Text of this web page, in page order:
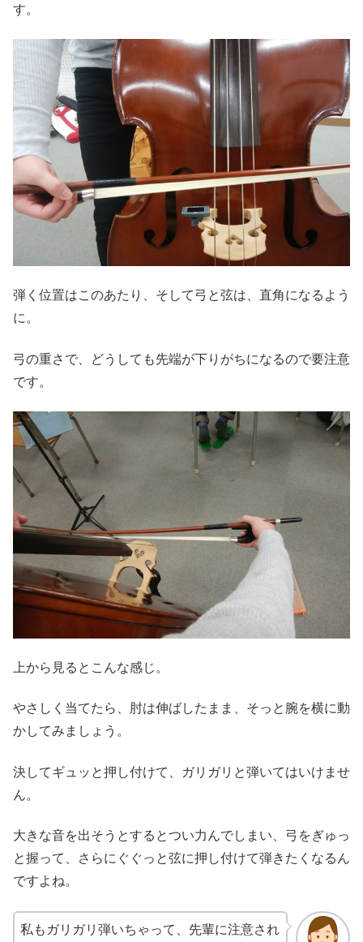
す。
弾く位置はこのあたり、そして弓と弦は、直角になるよう
に。
弓の重さで、どうしても先端が下りがちになるので要注意
です。
上から見るとこんな感じ。
やさしく当てたら、肘は伸ばしたまま、そっと腕を横に動
かしてみましょう。
決してギュッと押し付けて、ガリガリと弾いてはいけませ
ん。
大きな音を出そうとするとつい力んでしまい、弓をぎゅっ
と握って、さらにぐぐっと弦に押し付けて弾きたくなるん
ですよね。
私もガリガリ弾いちゃって、先輩に注意され